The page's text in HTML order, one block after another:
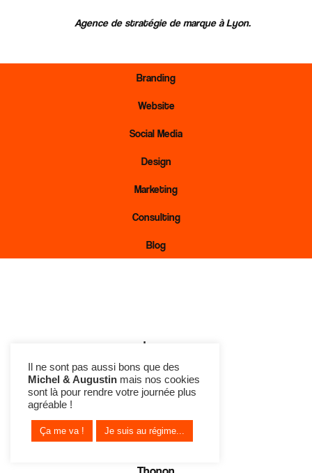
Agence de stratégie de marque à Lyon.
Branding
Website
Social Media
Design
Marketing
Consulting
Blog
Lyon
Genève
Aix-les-Bains
Il ne sont pas aussi bons que des
Michel & Augustin mais nos cookies
sont là pour rendre votre journée plus
agréable !
Ça me va ! Je suis au régime...